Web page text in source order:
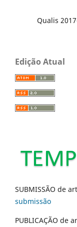
Qualis 2017-
Edição Atual
SUBMISSÃO de
submissão
PUBLICAÇÃO de